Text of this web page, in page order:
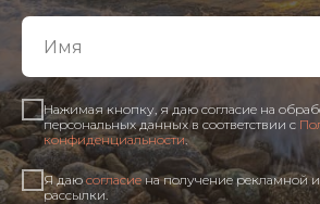
Нажимая кнопку, я даю согласие на
персональных данных в соответствии с
конфиденциальности.
Я даюсогласиена получение рекламной
рассылки.